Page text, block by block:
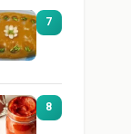
7
8